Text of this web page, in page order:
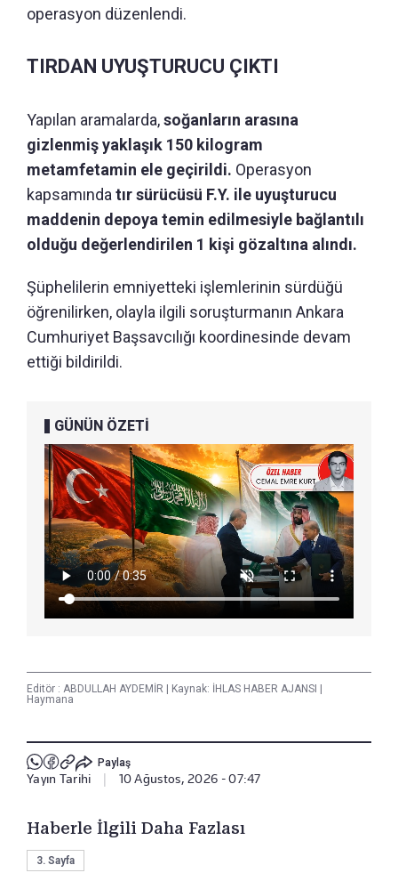
operasyon düzenlendi.
TIRDAN UYUŞTURUCU ÇIKTI
Yapılan aramalarda,soğanların arasına
gizlenmiş yaklaşık 150 kilogram
metamfetamin ele geçirildi. Operasyon
kapsamında tır sürücüsü F.Y. ile uyuşturucu
maddenin depoya temin edilmesiyle bağlantılı
olduğu değerlendirilen 1 kişi gözaltına alındı.
Şüphelilerin emniyetteki işlemlerinin sürdüğü
öğrenilirken, olayla ilgili soruşturmanın Ankara
Cumhuriyet Başsavcılığı koordinesinde devam
ettiği bildirildi.
GÜNÜN ÖZETİ
Editör : ABDULLAH AYDEMİR | Kaynak: İHLAS HABER AJANSI |
Haymana
Paylaş
Yayın Tarihi 10 Ağustos, 2026 - 07:47
Haberle İlgili Daha Fazlası
3. Sayfa